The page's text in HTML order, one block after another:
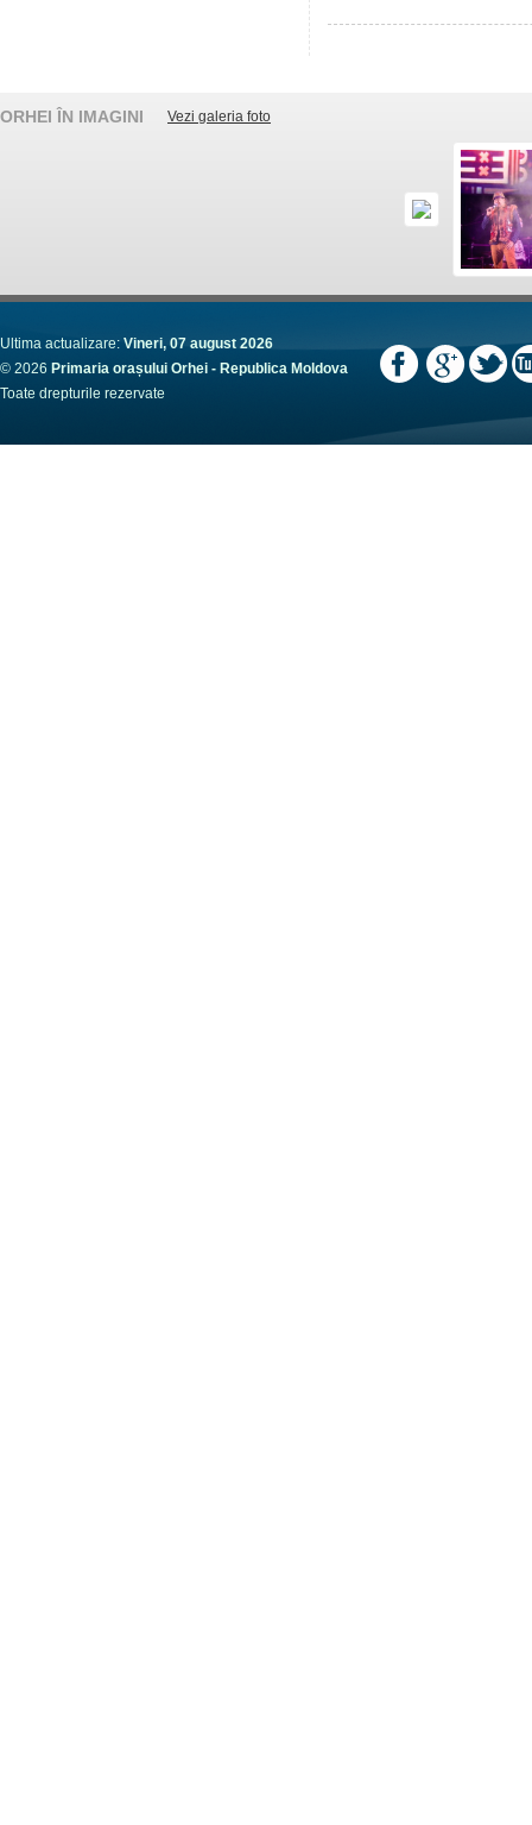
ORHEI ÎN IMAGINI Vezi galeria foto
Ultima actualizare: Vineri, 07 august 2026
© 2026 Primaria orașului Orhei - Republica Moldova
Toate drepturile rezervate